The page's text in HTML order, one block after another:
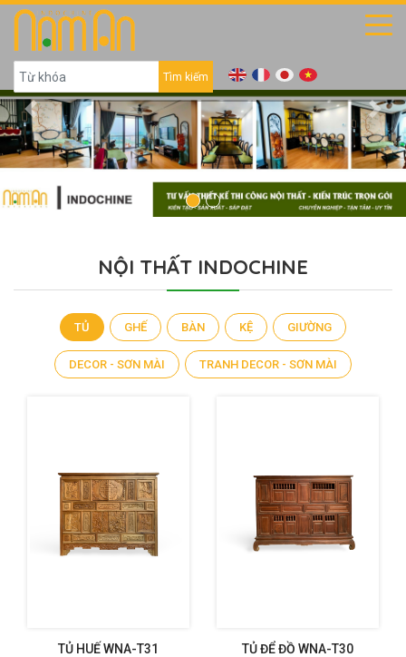
Previous Next
Tìm kiếm
NỘI THẤT INDOCHINE
TỦ GHẾ BÀN KỆ GIƯỜNG
DECOR - SƠN MÀI TRANH DECOR - SƠN MÀI
TỦ HUẾ WNA-T31 TỦ ĐỂ ĐỒ WNA-T30